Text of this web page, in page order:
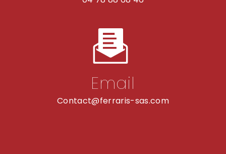
Email
contact@ferraris-sas.com